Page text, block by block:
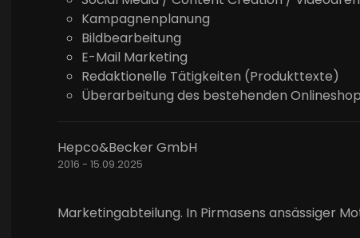
Kampagnenplanung
Bildbearbeitung
E-Mail Marketing
Redaktionelle Tätigkeiten (Produkttexte)
Überarbeitung des bestehenden
Hepco&Becker GmbH
2016 - 15.09.2025
Marketingabteilung. In Pirmasens ansässiger